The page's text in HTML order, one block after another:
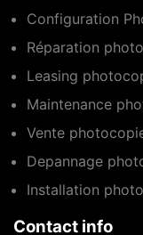
Configuration
Réparation
Leasing
Maintenance
Vente
Depannage
Installation
Contact info